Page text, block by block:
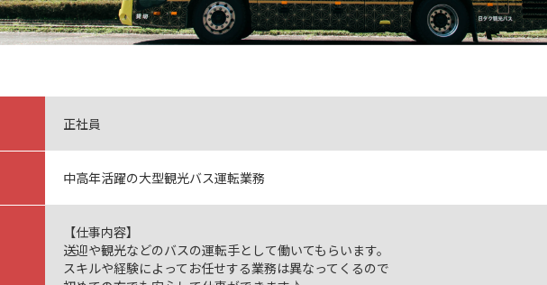
正社員
中高年活躍の大型観光バス運転業務
【仕事内容】
送迎や観光などのバスの運転手として働いてもらいます。
スキルや経験によってお任せする業務は異なってくるので